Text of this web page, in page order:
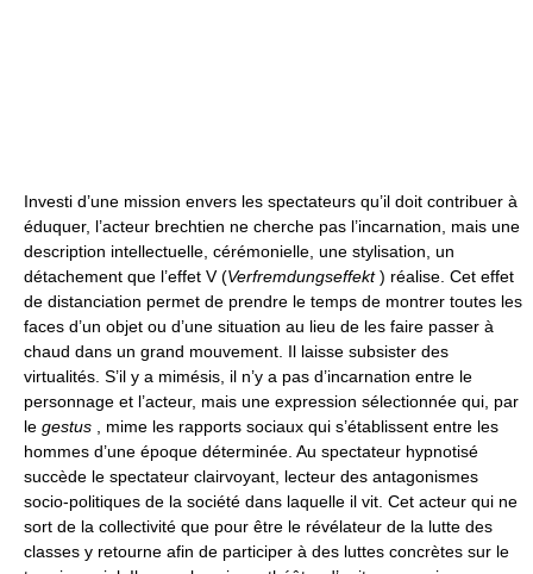
Investi d’une mission envers les spectateurs qu’il doit contribuer à
éduquer, l’acteur brechtien ne cherche pas l’incarnation, mais une
description intellectuelle, cérémonielle, une stylisation, un
détachement que l’effet V (Verfremdungseffekt) réalise. Cet effet
de distanciation permet de prendre le temps de montrer toutes les
faces d’un objet ou d’une situation au lieu de les faire passer à
chaud dans un grand mouvement. Il laisse subsister des
virtualités. S’il y a mimésis, il n’y a pas d’incarnation entre le
personnage et l’acteur, mais une expression sélectionnée qui, par
le gestus , mime les rapports sociaux qui s’établissent entre les
hommes d’une époque déterminée. Au spectateur hypnotisé
succède le spectateur clairvoyant, lecteur des antagonismes
socio-politiques de la société dans laquelle il vit. Cet acteur qui ne
sort de la collectivité que pour être le révélateur de la lutte des
classes y retourne afin de participer à des luttes concrètes sur le